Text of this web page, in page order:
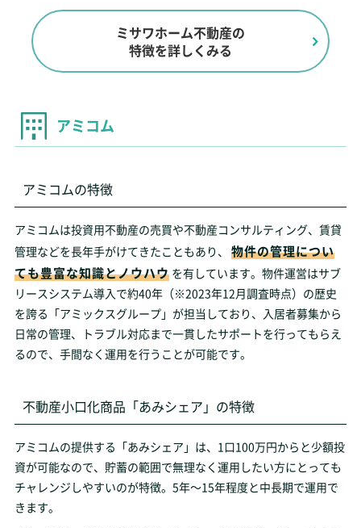
ミサワホーム不動産の
特徴を詳しくみる
アミコム
アミコムの特徴
アミコムは投資用不動産の売買や不動産コンサルティング、賃貸
管理などを長年手がけてきたこともあり、
物件の管理につい
ても豊富な知識とノウハウ を有しています。物件運営はサブ
リースシステム導入で約40年（※2023年12月調査時点）の歴史
を誇る「アミックスグループ」が担当しており、入居者募集から
日常の管理、トラブル対応まで一貫したサポートを行ってもらえ
るので、手間なく運用を行うことが可能です。
不動産小口化商品「あみシェア」の特徴
アミコムの提供する「あみシェア」は、1口100万円からと少額投
資が可能なので、貯蓄の範囲で無理なく運用したい方にとっても
チャレンジしやすいのが特徴。5年～15年程度と中長期で運用で
きます。